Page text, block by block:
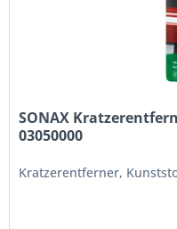
SONAX
03050000
Kratzerentferner,